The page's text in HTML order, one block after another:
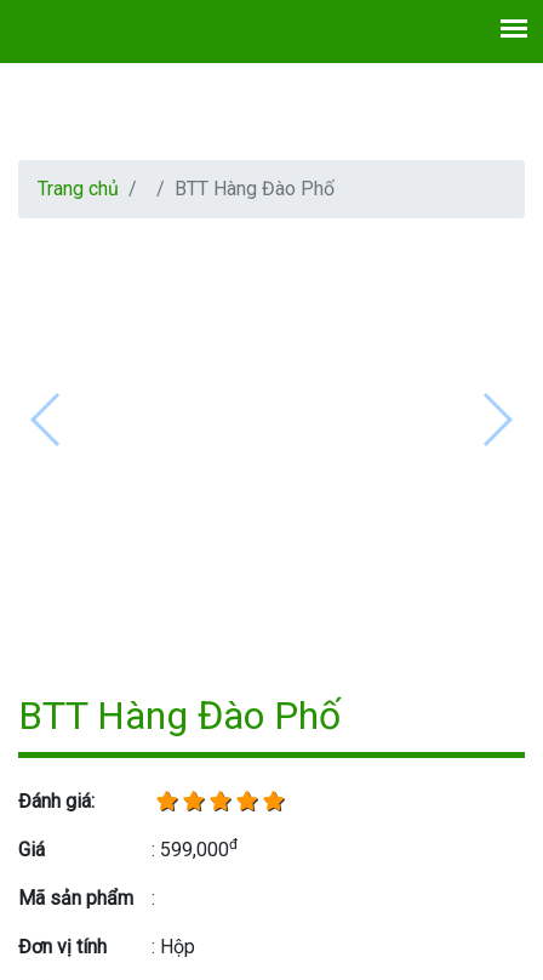
Trang chủ BTT Hàng Đào Phố
BTT Hàng Đào Phố
Đánh giá:
Giá : 599,000đ
Mã sản phẩm :
Đơn vị tính : Hộp